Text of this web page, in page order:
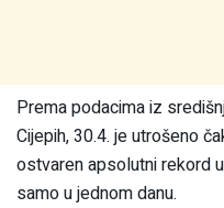
Prema podacima iz
Cijepih, 30.4. je utrošeno
ostvaren apsolutni rekord
samo u jednom danu.